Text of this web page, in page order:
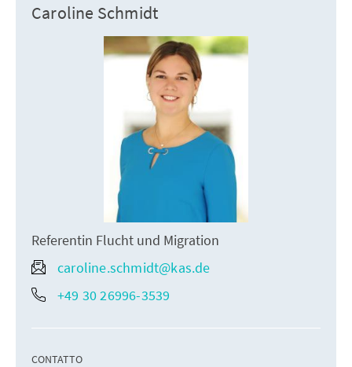
Caroline Schmidt
Referentin Flucht und Migration
caroline.schmidt@kas.de
+49 30 26996-3539
CONTATTO